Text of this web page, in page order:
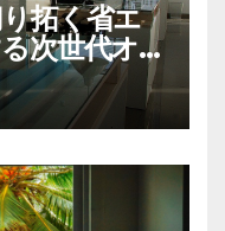
拓く省エ
次世代オ